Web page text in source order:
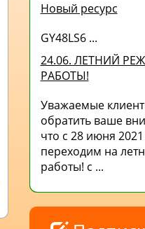
Новый ресурс
GY48LS6 ...
24.06. ЛЕТНИЙ
РАБОТЫ!
Уважаемые
обратить ваше
что с 28 июня
переходим на
работы! с ...